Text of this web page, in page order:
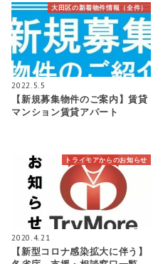
大田区の新着物件情報（全件）
2022.5.5
【新規募集物件のご案内】賃貸
マンション賃貸アパート
トライモアからのお知らせ
2020.4.21
【新型コロナ感染拡大に伴う】